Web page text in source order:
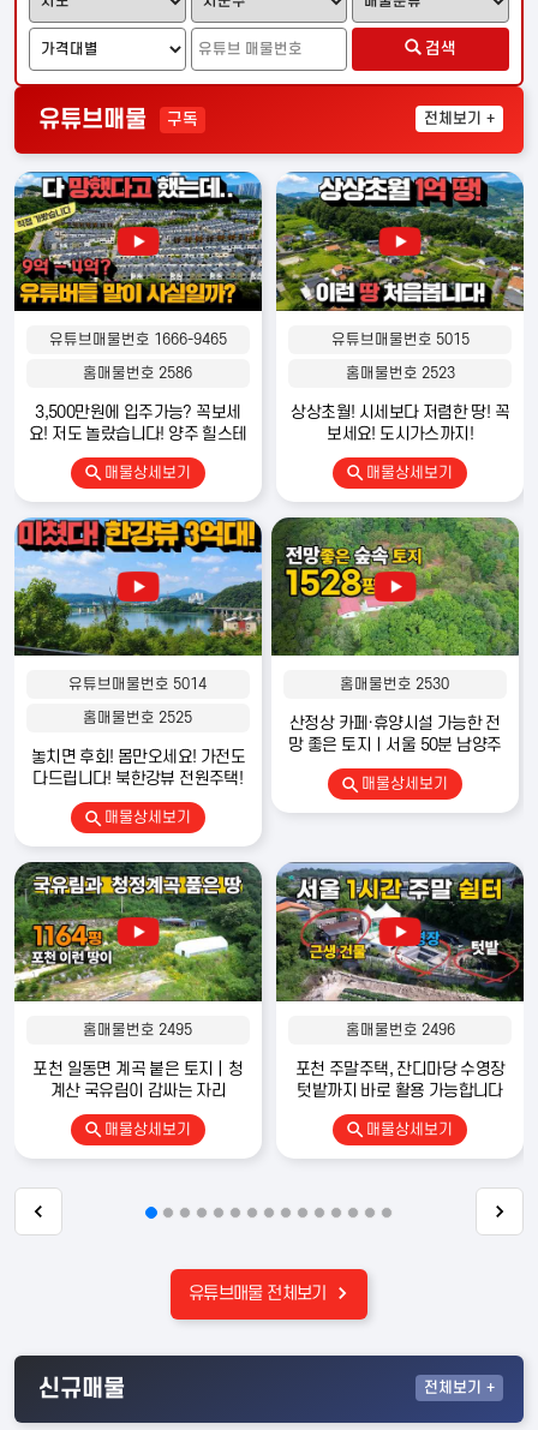
검색
유튜브매물 구독 전체 보기 +
유튜브매물번호 1666-9465
홈매물번호 2586
3,500만원에 입주가능? 꼭보세
요! 저도 놀랐습니다! 양주 힐스테
이트 파티오포레
매물상세보기
유튜브매물번호 5015
홈매물번호 2523
상상초월! 시세보다 저렴한 땅! 꼭
보세요! 도시가스까지!
매물상세보기
유튜브매물번호 5014
홈매물번호 2525
놓치면 후회! 몸만오세요! 가전도
다드립니다! 북한강뷰 전원주택!
매물상세보기
홈매물번호 2530
산정상 카페·휴양시설 가능한 전
망 좋은 토지ㅣ서울 50분 남양주
토지 매매
매물상세보기
홈매물번호 2495
포천 일동면 계곡 붙은 토지｜청
계산 국유림이 감싸는 자리
매물상세보기
홈매물번호 2496
포천 주말주택, 잔디마당 수영장
텃밭까지 바로 활용 가능합니다
매물상세보기
유튜브매물 전체보기
신규매물 전체 보기 +
편의시설 안전시설 교육시설
지하철 편의점 카페 은행 관공서 병원 약국
영화관
등록자 정보
매도자 정보는
회원만 열람 가능합니다.
주변 다른 매물
2026-서울강남ㅡ04342 | 대표자
: 김용한 (고려대학교 체육학 박사 · 대표 공
|본사: 서울특별시 강남구 테헤란로79길 6, JS타워 3층 |대표번호
발품탑부동산| 사업자등록번호: 579-29-01660 |중개업등록번호: 제
: 김용한|중개사무소 : 경기도 양
평군 서종면 북한강로 755 (문호리 790-2) 101호 |전화: 031-774-0121 |
: 010-3217-4378 |
: 031-772-0121
발품탑부동산TV 전원주택 전문 유튜브 채널 운영
24만 구독자와 함께하는 대한민국 대표 전원주택 전문 채널
Copyright 2022발품 탑 전원주택. All rights reserved.
※ 사전 승낙없이 무단복제 및 전송 등의 행위를 금지합니다. 위반시 저작권법·콘텐츠
산업 진흥법에 따라 법률적 책임이 따를 수 있습니다.